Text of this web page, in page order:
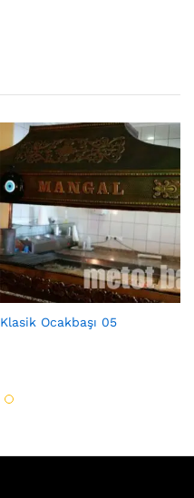
Klasik Ocakbaşı 05